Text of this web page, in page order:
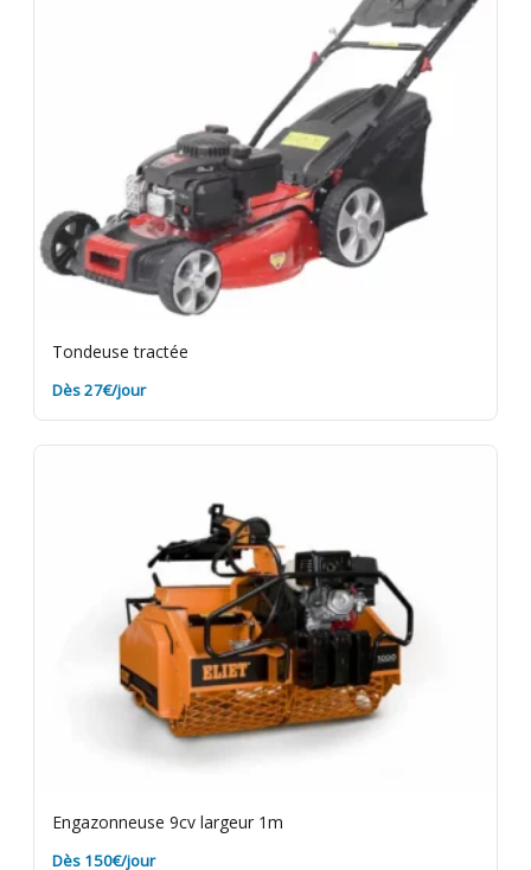
Tondeuse tractée
Dès 27€/jour
Engazonneuse 9cv largeur 1m
Dès 150€/jour